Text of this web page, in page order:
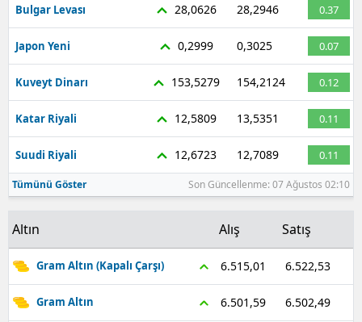
Bulgar Levası 28,0626 28,2946 0.37
Japon Yeni 0,2999 0,3025 0.07
Kuveyt Dinarı 153,5279 154,2124 0.12
Katar Riyali 12,5809 13,5351 0.11
Suudi Riyali 12,6723 12,7089 0.11
Tümünü Göster Son Güncellenme: 07 Ağustos 02:10
Altın Alış Satış
Gram Altın (Kapalı Çarşı) 6.515,01 6.522,53
Gram Altın 6.501,59 6.502,49